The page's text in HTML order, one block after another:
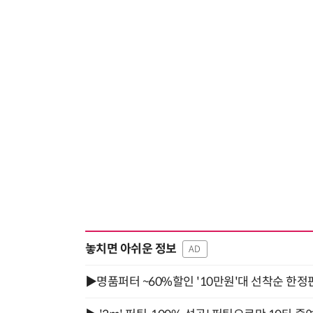
놓치면 아쉬운 정보 AD
▶명품퍼터 ~60%할인 '10만원'대 선착순 한정